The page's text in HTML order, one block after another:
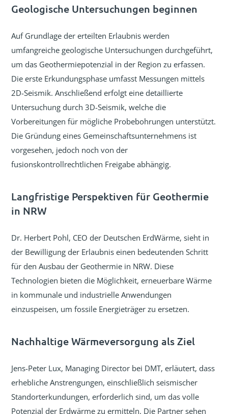
Geologische Untersuchungen beginnen
Auf Grundlage der erteilten Erlaubnis werden
umfangreiche geologische Untersuchungen durchgeführt,
um das Geothermiepotenzial in der Region zu erfassen.
Die erste Erkundungsphase umfasst Messungen mittels
2D-Seismik. Anschließend erfolgt eine detaillierte
Untersuchung durch 3D-Seismik, welche die
Vorbereitungen für mögliche Probebohrungen unterstützt.
Die Gründung eines Gemeinschaftsunternehmens ist
vorgesehen, jedoch noch von der
fusionskontrollrechtlichen Freigabe abhängig.
Langfristige Perspektiven für Geothermie
in NRW
Dr. Herbert Pohl, CEO der Deutschen ErdWärme, sieht in
der Bewilligung der Erlaubnis einen bedeutenden Schritt
für den Ausbau der Geothermie in NRW. Diese
Technologien bieten die Möglichkeit, erneuerbare Wärme
in kommunale und industrielle Anwendungen
einzuspeisen, um fossile Energieträger zu ersetzen.
Nachhaltige Wärmeversorgung als Ziel
Jens-Peter Lux, Managing Director bei DMT, erläutert, dass
erhebliche Anstrengungen, einschließlich seismischer
Standorterkundungen, erforderlich sind, um das volle
Potenzial der Erdwärme zu ermitteln. Die Partner sehen